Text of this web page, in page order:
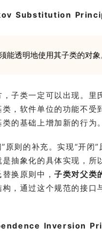
Substitution
能透明地使用其子类的对象
子类一定可以出现。里
，软件单位的功能不受
的基础上增加新的行为。
原则的补充。实现“开闭
抽象化的具体实现，所
替换原则中，子类对父类
，通过这个规范的接口
Inversion